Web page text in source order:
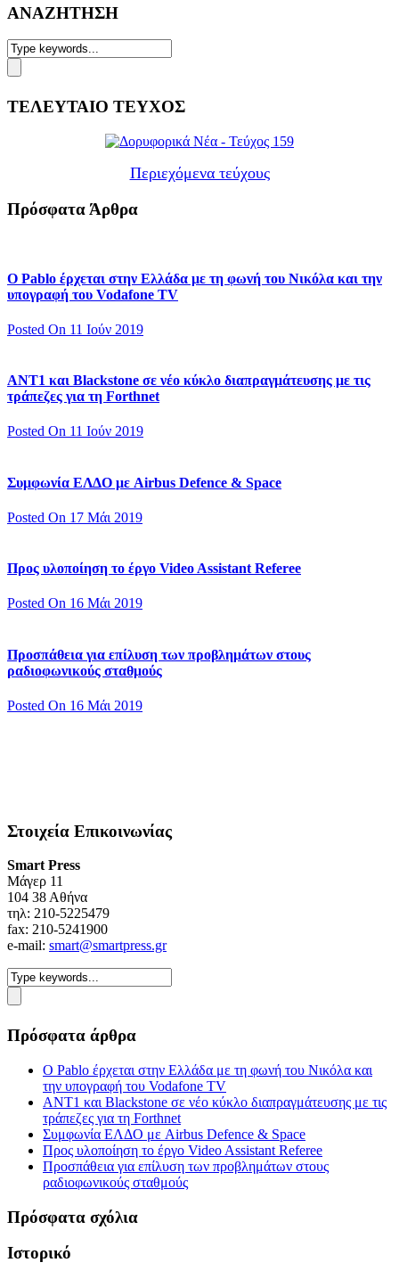
ΑΝΑΖΗΤΗΣΗ
ΤΕΛΕΥΤΑΙΟ ΤΕΥΧΟΣ
Περιεχόμενα τεύχους
Πρόσφατα Άρθρα
Ο Pablo έρχεται στην Ελλάδα με τη φωνή του Νικόλα και την
υπογραφή του Vodafone TV
Posted On 11 Ιούν 2019
ΑΝΤ1 και Blackstone σε νέο κύκλο διαπραγμάτευσης με τις
τράπεζες για τη Forthnet
Posted On 11 Ιούν 2019
Συμφωνία ΕΛΔΟ με Airbus Defence & Space
Posted On 17 Μάι 2019
Προς υλοποίηση το έργο Video Assistant Referee
Posted On 16 Μάι 2019
Προσπάθεια για επίλυση των προβλημάτων στους
ραδιοφωνικούς σταθμούς
Posted On 16 Μάι 2019
Στοιχεία Επικοινωνίας
Smart Press
Mάγερ 11
104 38 Αθήνα
τηλ: 210-5225479
fax: 210-5241900
e-mail: smart@smartpress.gr
Πρόσφατα άρθρα
Ο Pablo έρχεται στην Ελλάδα με τη φωνή του Νικόλα και
την υπογραφή του Vodafone TV
ΑΝΤ1 και Blackstone σε νέο κύκλο διαπραγμάτευσης με τις
τράπεζες για τη Forthnet
Συμφωνία ΕΛΔΟ με Airbus Defence & Space
Προς υλοποίηση το έργο Video Assistant Referee
Προσπάθεια για επίλυση των προβλημάτων στους
ραδιοφωνικούς σταθμούς
Πρόσφατα σχόλια
Ιστορικό